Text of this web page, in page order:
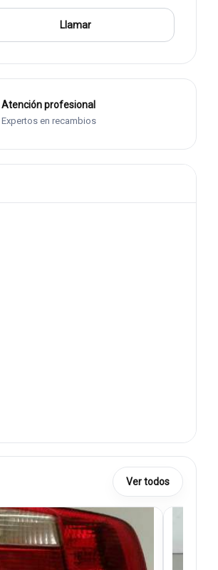
Llamar
Atención profesional
Expertos en recambios
Ver todos